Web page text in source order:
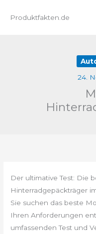
InhaltProduktfakten.de
24.
Der ultimative Test: Die
Hinterradgepäckträger
Sie suchen das beste
Ihren Anforderungen
umfassenden Test und